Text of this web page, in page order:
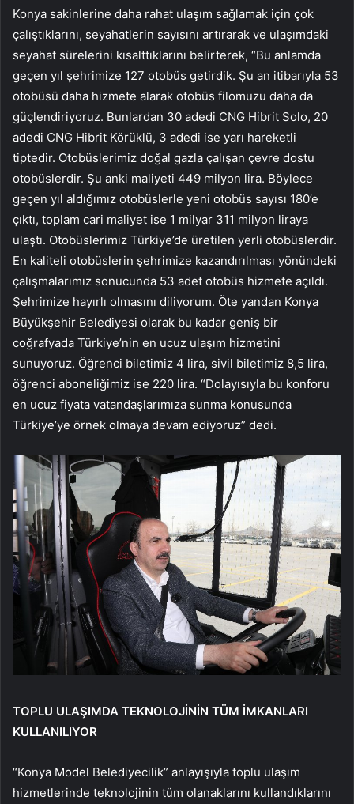
Konya sakinlerine daha rahat ulaşım sağlamak için çok
çalıştıklarını, seyahatlerin sayısını artırarak ve ulaşımdaki
seyahat sürelerini kısalttıklarını belirterek, “Bu anlamda
geçen yıl şehrimize 127 otobüs getirdik. Şu an itibarıyla 53
otobüsü daha hizmete alarak otobüs filomuzu daha da
güçlendiriyoruz. Bunlardan 30 adedi CNG Hibrit Solo, 20
adedi CNG Hibrit Körüklü, 3 adedi ise yarı hareketli
tiptedir. Otobüslerimiz doğal gazla çalışan çevre dostu
otobüslerdir. Şu anki maliyeti 449 milyon lira. Böylece
geçen yıl aldığımız otobüslerle yeni otobüs sayısı 180’e
çıktı, toplam cari maliyet ise 1 milyar 311 milyon liraya
ulaştı. Otobüslerimiz Türkiye’de üretilen yerli otobüslerdir.
En kaliteli otobüslerin şehrimize kazandırılması yönündeki
çalışmalarımız sonucunda 53 adet otobüs hizmete açıldı.
Şehrimize hayırlı olmasını diliyorum. Öte yandan Konya
Büyükşehir Belediyesi olarak bu kadar geniş bir
coğrafyada Türkiye’nin en ucuz ulaşım hizmetini
sunuyoruz. Öğrenci biletimiz 4 lira, sivil biletimiz 8,5 lira,
öğrenci aboneliğimiz ise 220 lira. “Dolayısıyla bu konforu
en ucuz fiyata vatandaşlarımıza sunma konusunda
Türkiye’ye örnek olmaya devam ediyoruz” dedi.
TOPLU ULAŞIMDA TEKNOLOJİNİN TÜM İMKANLARI
KULLANILIYOR
“Konya Model Belediyecilik” anlayışıyla toplu ulaşım
hizmetlerinde teknolojinin tüm olanaklarını kullandıklarını